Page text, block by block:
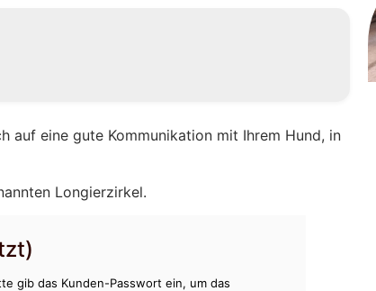
auf eine gute Kommunikation mit Ihrem Hund, in
Longierzirkel.
gib das Kunden-Passwort ein, um das